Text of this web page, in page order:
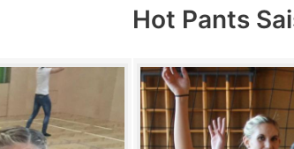
Hot Pants